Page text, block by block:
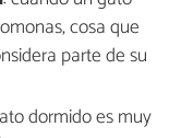
cosa que
parte de su
dormido es muy